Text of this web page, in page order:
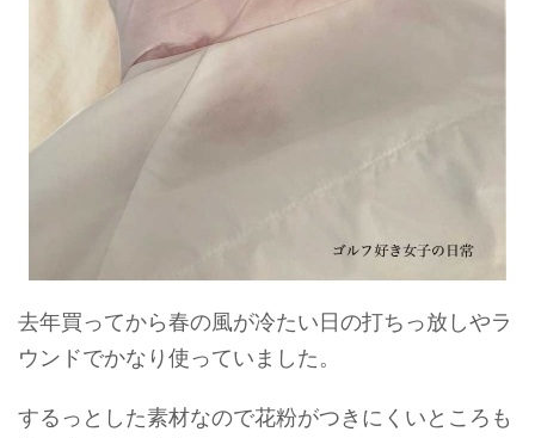
去年買ってから春の風が冷たい日の打ちっ放しやラ
ウンドでかなり使っていました。
するっとした素材なので花粉がつきにくいところも